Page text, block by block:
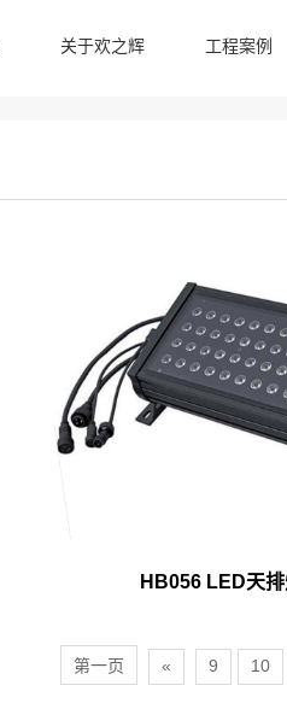
关于欢之辉 工程案例
HB056 LED天排
第一页 « 9 10